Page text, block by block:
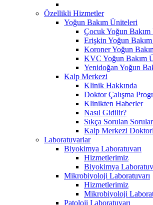
Özellikli Hizmetler
Yoğun Bakım Üniteleri
Çocuk Yoğun Bakım
Erişkin Yoğun
Koroner Yoğun
KVC Yoğun Bakım
Yenidoğan Yoğun
Kalp Merkezi
Klinik Hakkında
Doktor Çalışma
Klinikten Haberler
Nasıl Gidilir?
Sıkça Sorulan Sorular
Kalp Merkezi
Laboratuvarlar
Biyokimya Laboratuvarı
Hizmetlerimiz
Biyokimya
Mikrobiyoloji Laboratuvarı
Hizmetlerimiz
Mikrobiyoloji
Patoloji Laboratuvarı